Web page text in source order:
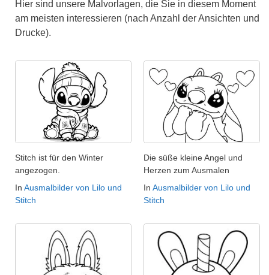
Hier sind unsere Malvorlagen, die Sie in diesem Moment
am meisten interessieren (nach Anzahl der Ansichten und
Drucke).
Stitch ist für den Winter
angezogen.
In Ausmalbilder von Lilo und
Stitch
Die süße kleine Angel und
Herzen zum Ausmalen
In Ausmalbilder von Lilo und
Stitch